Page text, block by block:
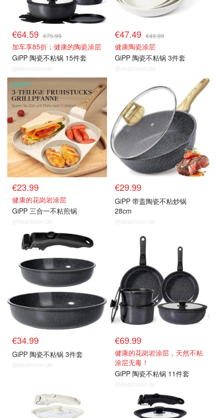
€64.59 €75.99
加车享85折；健康的陶瓷涂层
GiPP 陶瓷不粘锅 15件套
@dealmoon.de
€47.49 €49.99
健康陶瓷涂层
GiPP 陶瓷不粘锅 3件套
@dealmoon.de
€23.99
健康的花岗岩涂层
GiPP 三合一不粘煎锅
@dealmoon.de
€29.99
GiPP 带盖陶瓷不粘炒锅
28cm
@dealmoon.de
€34.99
GiPP 陶瓷不粘锅 3件套
@dealmoon.de
€69.99
健康的花岗岩涂层，天然不粘
涂层无毒！
GiPP 陶瓷不粘锅 11件套
@dealmoon.de